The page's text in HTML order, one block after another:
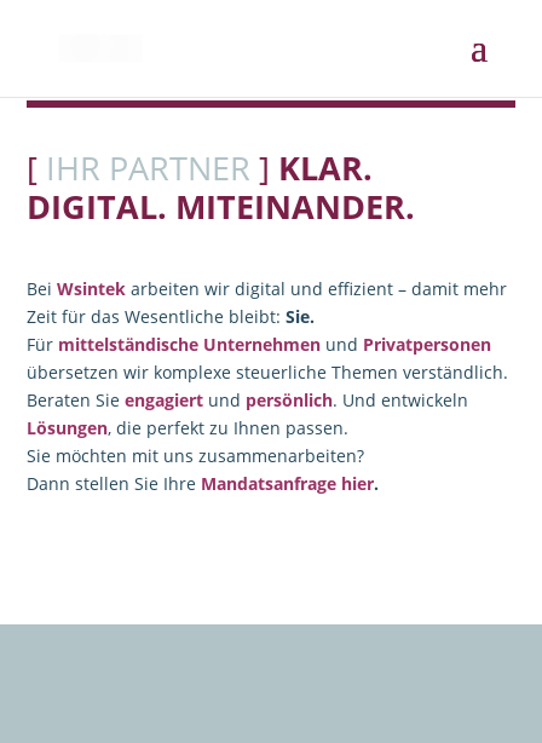
[ IHR PARTNER ] KLAR.
DIGITAL. MITEINANDER.
BeiWsintek arbeiten wir digital und effizient – damit mehr
Zeit für das Wesentliche bleibt:Sie.
Für mittelständische Unternehmen und Privatpersonen
übersetzen wir komplexe steuerliche Themen verständlich.
Beraten Sieengagiert und persönlich. Und entwickeln
Lösungen, die perfekt zu Ihnen passen.
Sie möchten mit uns zusammenarbeiten?
Dann stellen Sie Ihre Mandatsanfrage hier.